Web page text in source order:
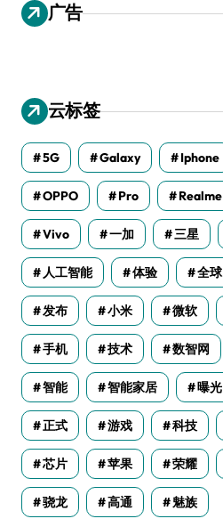
广告
云标签
5G Galaxy Iphone
OPPO Pro Realme
Vivo 一加 三星
人工智能 体验 全球
发布 小米 微软
手机 技术 数智网
智能 智能家居 曝光
正式 游戏 科技
芯片 苹果 荣耀
骁龙 高通 魅族